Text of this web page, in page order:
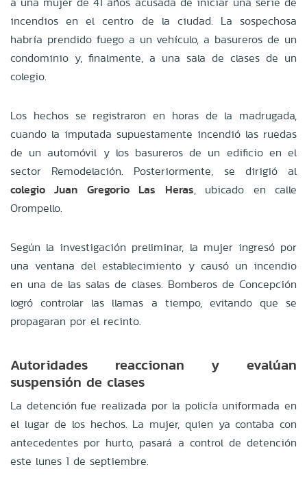
incendios en el centro de la ciudad. La sospechosa
habría prendido fuego a un vehículo, a basureros de un
condominio y, finalmente, a una sala de clases de un
colegio.
Los hechos se registraron en horas de la madrugada,
cuando la imputada supuestamente incendió las ruedas
de un automóvil y los basureros de un edificio en el
sector Remodelación. Posteriormente, se dirigió al
colegio Juan Gregorio Las Heras, ubicado en calle
Orompello.
Según la investigación preliminar, la mujer ingresó por
una ventana del establecimiento y causó un incendio
en una de las salas de clases. Bomberos de Concepción
logró controlar las llamas a tiempo, evitando que se
propagaran por el recinto.
Autoridades reaccionan y evalúan
suspensión de clases
La detención fue realizada por la policía uniformada en
el lugar de los hechos. La mujer, quien ya contaba con
antecedentes por hurto, pasará a control de detención
este lunes 1 de septiembre.